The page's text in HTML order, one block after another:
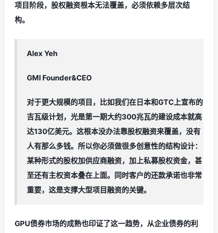
项目阶段，股权融资根本无法覆盖，必须依赖多层次结
构。
Alex Yeh
GMI Founder&CEO
对于更大规模的项目，比如我们在日本和GTC上宣布的
吉瓦级计划，光是第一期大约300兆瓦的建设成本就高
达130亿美元。这根本没办法靠股权融资来覆盖，没有
人有那么多钱。所以你必须做很多创意性的结构设计：
某种形式的股权加供应商融资，加上私募股权资金，甚
至还有主权资本叠在上面。同时客户的还款承诺也非常
重要，这是支撑大型项目融资的关键。
GPU债券市场的成熟也印证了这一趋势，从企业债券的利